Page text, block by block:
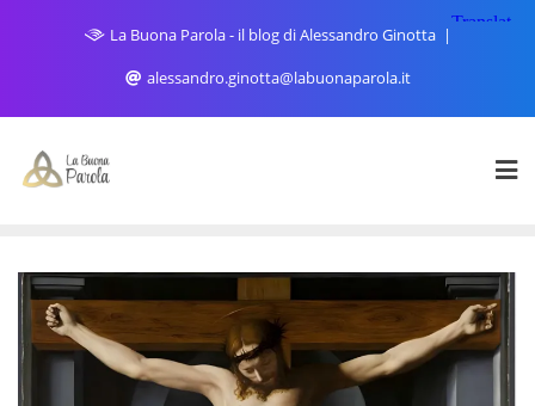
La Buona Parola - il blog di Alessandro Ginotta
alessandro.ginotta@labuonaparola.it